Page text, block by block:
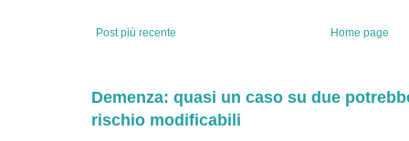
Post più recente Home page
Demenza: quasi un caso su due
rischio modificabili